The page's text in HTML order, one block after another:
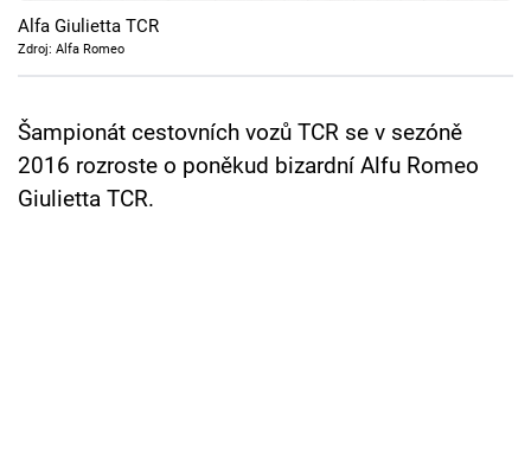
Cool Esport
Pořady
TV Program
Sledujte prima+
Alfa Giulietta TCR
Zdroj: Alfa Romeo
Šampionát cestovních vozů TCR se v sezóně
2016 rozroste o poněkud bizardní Alfu Romeo
Giulietta TCR.